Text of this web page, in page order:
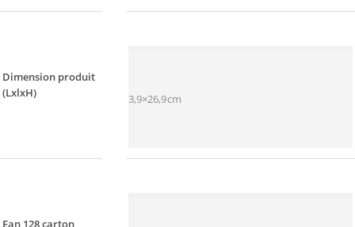
Dimension produit
(LxlxH)
3,9×26,9cm
Ean 128 carton